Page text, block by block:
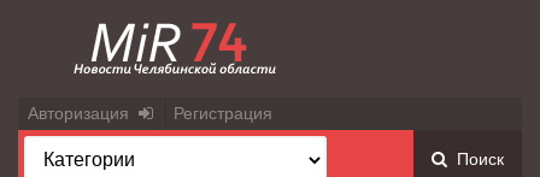
Авторизация Регистрация
Поиск